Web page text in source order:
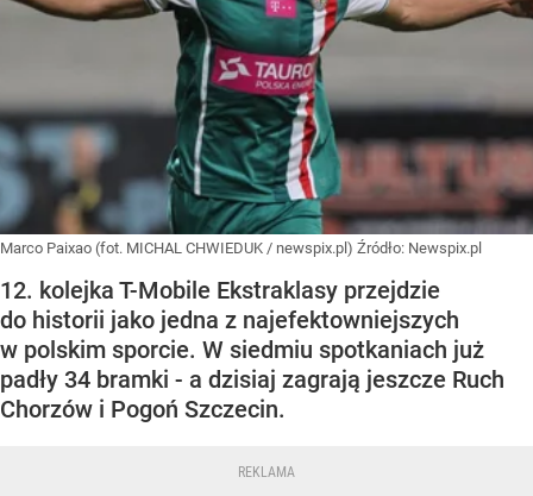
Marco Paixao (fot. MICHAL CHWIEDUK / newspix.pl) Źródło: Newspix.pl
12. kolejka T-Mobile Ekstraklasy przejdzie
do historii jako jedna z najefektowniejszych
w polskim sporcie. W siedmiu spotkaniach już
padły 34 bramki - a dzisiaj zagrają jeszcze Ruch
Chorzów i Pogoń Szczecin.